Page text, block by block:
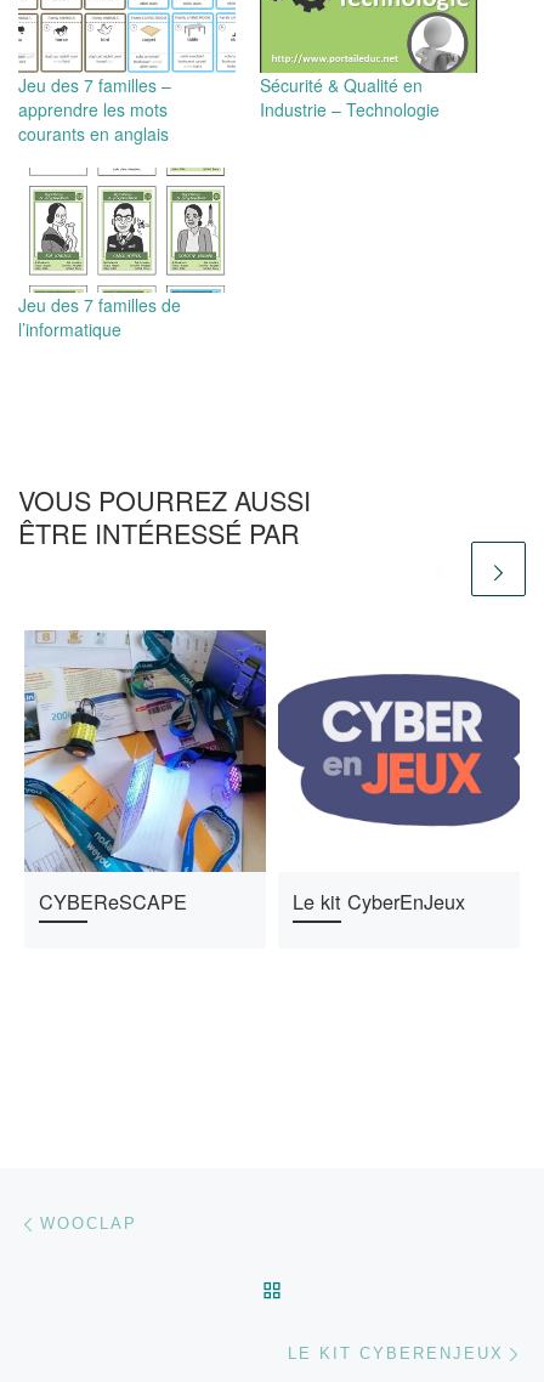
Jeu des 7 familles –
apprendre les mots
courants en anglais
Sécurité & Qualité en
Industrie – Technologie
Jeu des 7 familles de
l’informatique
VOUS POURREZ AUSSI
ÊTRE INTÉRESSÉ PAR
CYBEReSCAPE Le kit CyberEnJeux
Parcourir les articles
WOOCLAP
LE KIT CYBERENJEUX